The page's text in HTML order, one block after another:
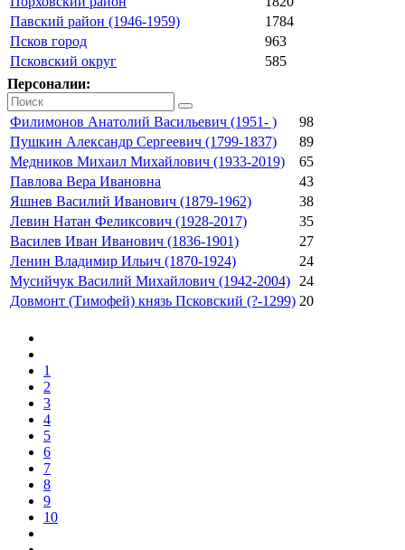
Павский район (1946-1959)
1784
Псков город
963
Псковский округ
585
Персоналии:
Филимонов Анатолий Васильевич (1951- )
98
Пушкин Александр Сергеевич (1799-1837)
89
Медников Михаил Михайлович (1933-2019)
65
Павлова Вера Ивановна
43
Яшнев Василий Иванович (1879-1962)
38
Левин Натан Феликсович (1928-2017)
35
Василев Иван Иванович (1836-1901)
27
Ленин Владимир Ильич (1870-1924)
24
Мусийчук Василий Михайлович (1942-2004)
24
Довмонт (Тимофей) князь Псковский (?-1299) 20
1
2
3
4
5
6
7
8
9
10